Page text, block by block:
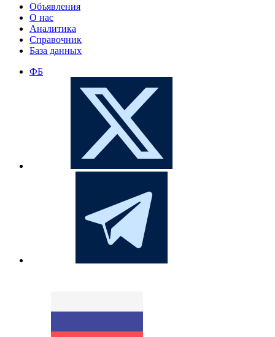
Объявления
О нас
Аналитика
Справочник
База данных
ФБ